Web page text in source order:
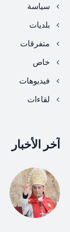
سياسة
بلديات
متفرقات
خاص
فيديوهات
لقاءات
آخر الأخبار